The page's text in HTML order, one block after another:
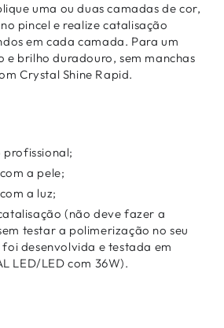
uma ou duas camadas de cor,
pincel e realize catalisação
em cada camada. Para um
brilho duradouro, sem manchas
Crystal Shine Rapid.
profissional;
a pele;
a luz;
(não deve fazer a
testar a polimerização no seu
desenvolvida e testada em
LED/LED com 36W).